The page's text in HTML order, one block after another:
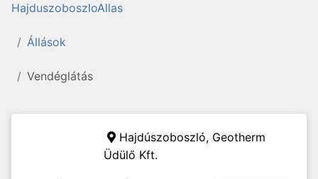
HajduszoboszloAllas
Állások
Vendéglátás
Hajdúszoboszló, Geotherm
Üdülő Kft.